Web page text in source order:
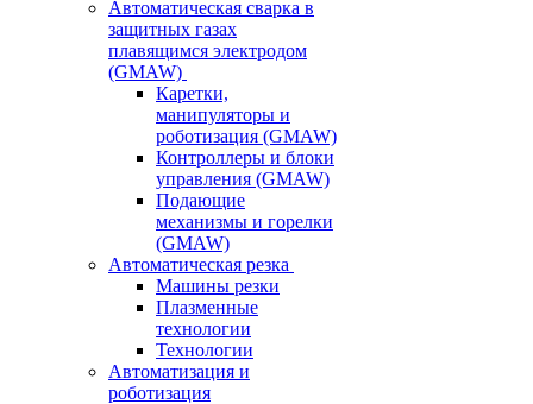
Автоматическая сварка в
защитных газах
плавящимся электродом
(GMAW)
Каретки,
манипуляторы и
роботизация (GMAW)
Контроллеры и блоки
управления (GMAW)
Подающие
механизмы и горелки
(GMAW)
Автоматическая резка
Машины резки
Плазменные
технологии
Технологии
Автоматизация и
роботизация